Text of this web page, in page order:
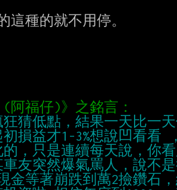
這種的就不用停。